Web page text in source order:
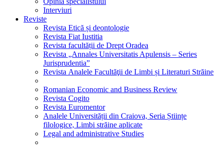
Interviuri
Reviste
Revista Etică și deontologie
Revista Fiat Iustitia
Revista facultății de Drept Oradea
Revista „Annales Universitatis Apulensis – Series
Jurisprudentia”
Revista Analele Facultăţii de Limbi și Literaturi Străine
Romanian Economic and Business Review
Revista Cogito
Revista Euromentor
Analele Universității din Craiova, Seria Științe
filologice, Limbi străine aplicate
Legal and administrative Studies